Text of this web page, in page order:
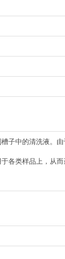
子中的清洗液。
各类样品上，从